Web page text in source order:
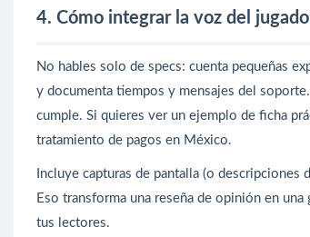
4. Cómo integrar la voz del
No hables solo de specs: cuenta pequeñas
y documenta tiempos y mensajes del
cumple. Si quieres ver un ejemplo de ficha
tratamiento de pagos en México.
Incluye capturas de pantalla (o
Eso transforma una reseña de opinión en
tus lectores.